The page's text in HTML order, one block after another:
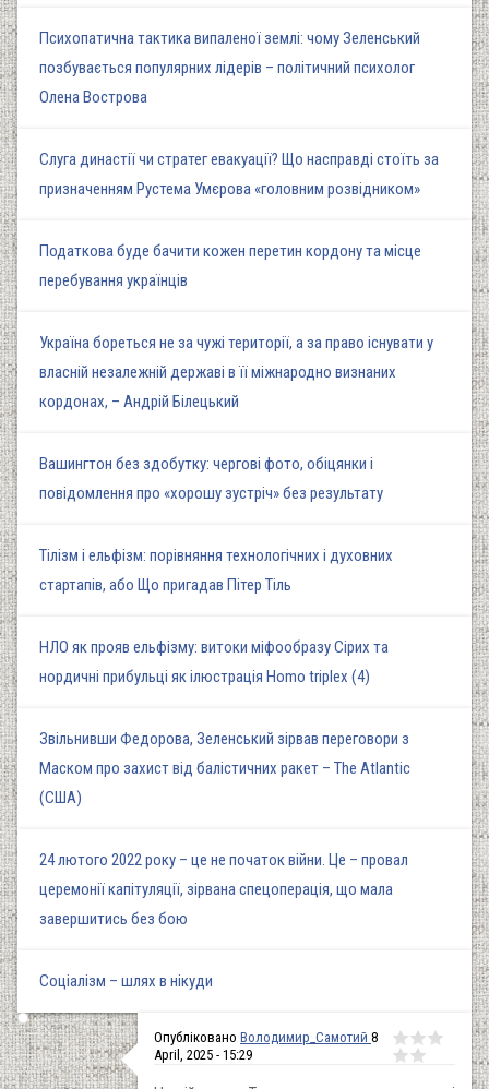
Психопатична тактика випаленої землі: чому Зеленський
позбувається популярних лідерів – політичний психолог
Олена Вострова
Слуга династії чи стратег евакуації? Що насправді стоїть за
призначенням Рустема Умєрова «головним розвідником»
Податкова буде бачити кожен перетин кордону та місце
перебування українців
Україна бореться не за чужі території, а за право існувати у
власній незалежній державі в її міжнародно визнаних
кордонах, – Андрій Білецький
Вашингтон без здобутку: чергові фото, обіцянки і
повідомлення про «хорошу зустріч» без результату
Тілізм і ельфізм: порівняння технологічних і духовних
стартапів, або Що пригадав Пітер Тіль
НЛО як прояв ельфізму: витоки міфообразу Сірих та
нордичні прибульці як ілюстрація Homo triplex (4)
Звільнивши Федорова, Зеленський зірвав переговори з
Маском про захист від балістичних ракет – The Atlantic
(США)
24 лютого 2022 року – це не початок війни. Це – провал
церемонії капітуляції, зірвана спецоперація, що мала
завершитись без бою
Соціалізм – шлях в нікуди
Опубліковано Володимир_Самотий 8
April, 2025 - 15:29